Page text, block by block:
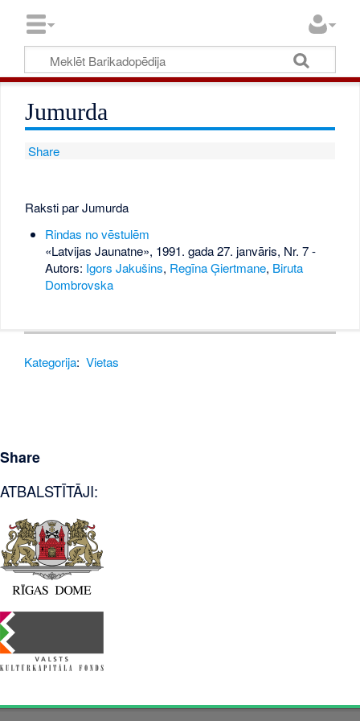
Jumurda
Share
Raksti par Jumurda
Rindas no vēstulēm
«Latvijas Jaunatne», 1991. gada 27. janvāris, Nr. 7-
Autors: Igors Jakušins, Regīna Ģiertmane, Biruta
Dombrovska
Kategorija: Vietas
Share
ATBALSTĪTĀJI: